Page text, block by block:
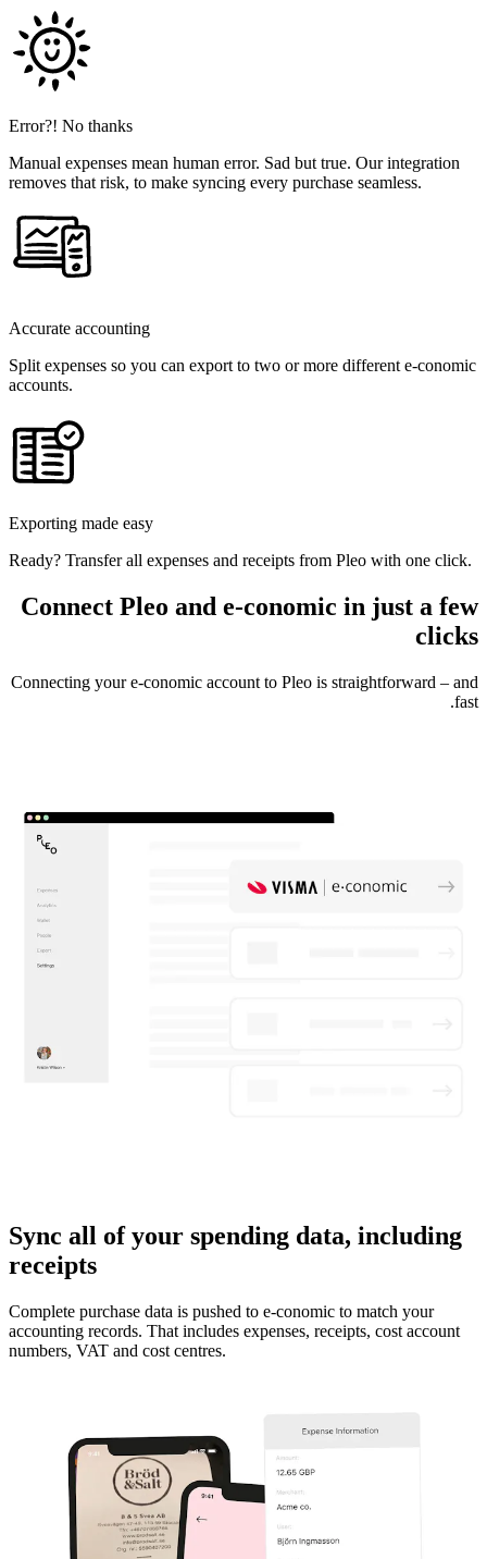
Error?! No thanks
Manual expenses mean human error. Sad but true. Our integration
removes that risk, to make syncing every purchase seamless.
Accurate accounting
Split expenses so you can export to two or more different e-conomic
accounts.
Exporting made easy
Ready? Transfer all expenses and receipts from Pleo with one click.
Connect Pleo and e-conomic in just a few
clicks
Connecting your e-conomic account to Pleo is straightforward – and
fast.
Sync all of your spending data, including
receipts
Complete purchase data is pushed to e-conomic to match your
accounting records. That includes expenses, receipts, cost account
numbers, VAT and cost centres.